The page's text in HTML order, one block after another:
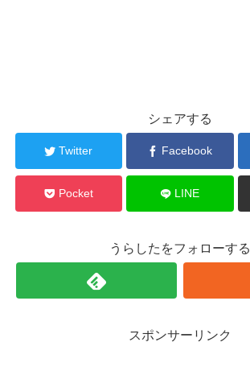
シェアする
Twitter Facebook
Pocket LINE
うらしたをフォローする
スポンサーリンク